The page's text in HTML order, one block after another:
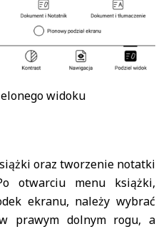
widoku
oraz tworzenie notatki
otwarciu menu książki,
ekranu, należy wybrać
prawym dolnym rogu, a